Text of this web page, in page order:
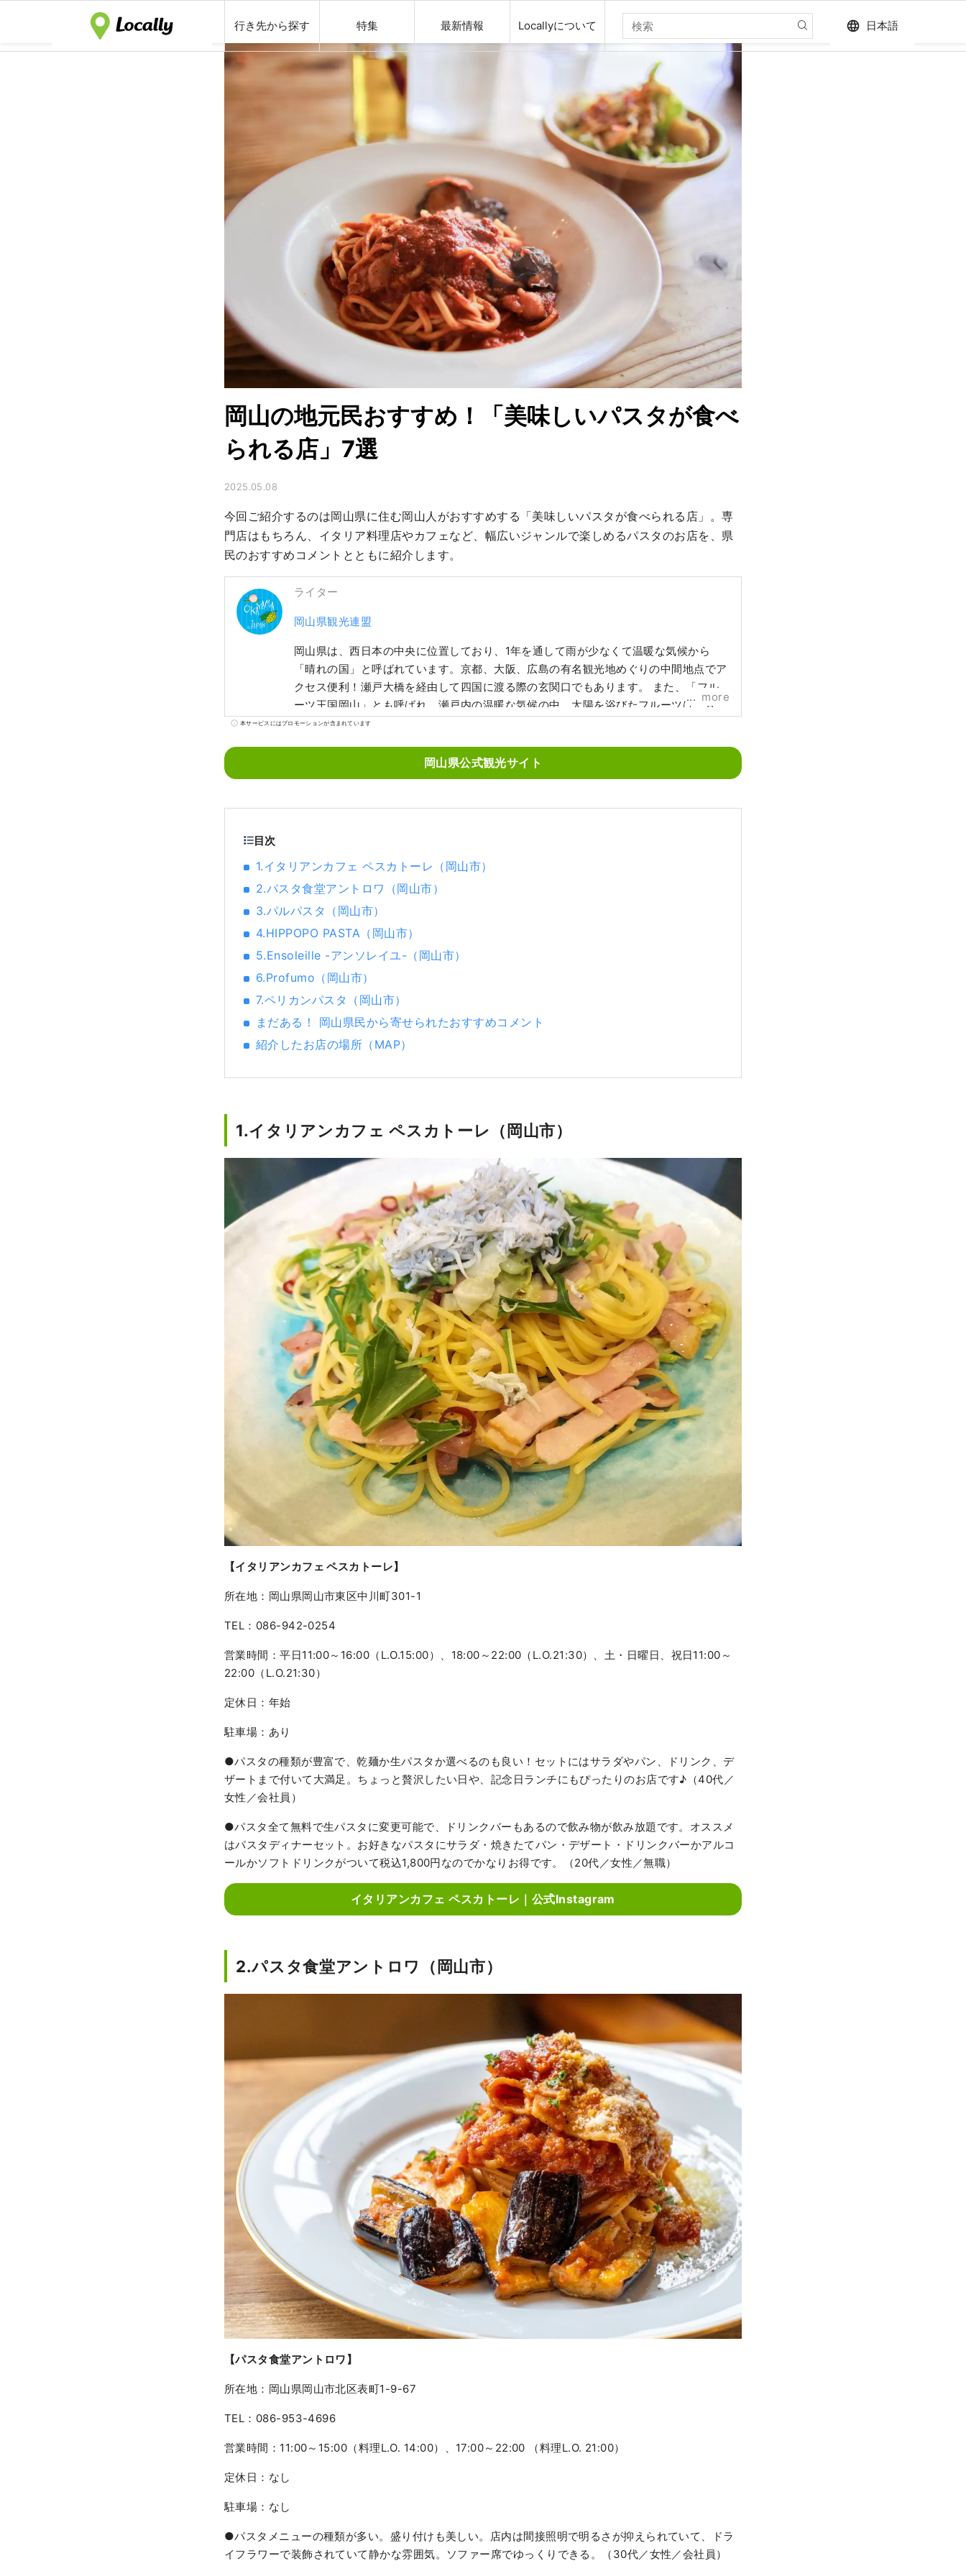
行き先から探す 特集 最新情報 Locallyについて language 日本語
岡山の地元民おすすめ！「美味しいパスタが食べ
られる店」7選
2025.05.08
今回ご紹介するのは岡山県に住む岡山人がおすすめする「美味しいパスタが食べられる店」。専
門店はもちろん、イタリア料理店やカフェなど、幅広いジャンルで楽しめるパスタのお店を、県
民のおすすめコメントとともに紹介します。
ライター
岡山県観光連盟
岡山県は、西日本の中央に位置しており、1年を通して雨が少なくて温暖な気候から
「晴れの国」と呼ばれています。京都、大阪、広島の有名観光地めぐりの中間地点でア
クセス便利！瀬戸大橋を経由して四国に渡る際の玄関口でもあります。 また、「フル
ーツ王国岡山」とも呼ばれ、瀬戸内の温暖な気候の中、太陽を浴びたフルーツは、甘
さ、香り、味ともに最高品質。 白桃をはじめ、マスカットやピオーネなど、旬のフル
た、歴史、文化、アートなど世界に誇る観光スポットもあります！
more
本サービスにはプロモーションが含まれています
岡山県公式観光サイト
目次
1.イタリアンカフェ ペスカトーレ（岡山市）
2.パスタ食堂アントロワ（岡山市）
3.パルパスタ（岡山市）
4.HIPPOPO PASTA（岡山市）
5.Ensoleille -アンソレイユ-（岡山市）
6.Profumo（岡山市）
7.ペリカンパスタ（岡山市）
まだある！ 岡山県民から寄せられたおすすめコメント
紹介したお店の場所（MAP）
1.イタリアンカフェ ペスカトーレ（岡山市）
【イタリアンカフェ ペスカトーレ】
所在地：岡山県岡山市東区中川町301-1
TEL：086-942-0254
営業時間：平日11:00～16:00（L.O.15:00）、18:00～22:00（L.O.21:30）、土・日曜日、祝日11:00～
22:00（L.O.21:30）
定休日：年始
駐車場：あり
●パスタの種類が豊富で、乾麺か生パスタか選べるのも良い！セットにはサラダやパン、ドリンク、デ
ザートまで付いて大満足。ちょっと贅沢したい日や、記念日ランチにもぴったりのお店です♪（40代／
女性／会社員）
●パスタ全て無料で生パスタに変更可能で、ドリンクバーもあるので飲み物が飲み放題です。オススメ
はパスタディナーセット。お好きなパスタにサラダ・焼きたてパン・デザート・ドリンクバーかアルコ
ールかソフトドリンクがついて税込1,800円なのでかなりお得です。（20代／女性／無職）
イタリアンカフェ ペスカトーレ｜公式Instagram
2.パスタ食堂アントロワ（岡山市）
【パスタ食堂アントロワ】
所在地：岡山県岡山市北区表町1-9-67
TEL：086-953-4696
営業時間：11:00～15:00（料理L.O. 14:00）、17:00～22:00 （料理L.O. 21:00）
定休日：なし
駐車場：なし
●パスタメニューの種類が多い。盛り付けも美しい。店内は間接照明で明るさが抑えられていて、ドラ
イフラワーで装飾されていて静かな雰囲気。ソファー席でゆっくりできる。（30代／女性／会社員）